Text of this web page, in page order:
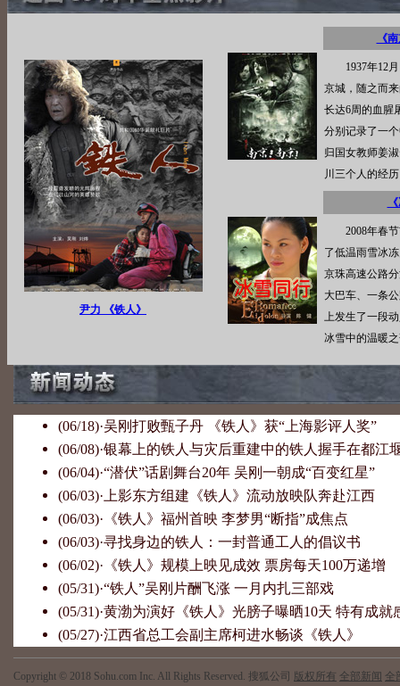
尹力 《铁人》
《
1937年12月
京城，随之而
长达6周的血腥
分别记录了一
归国女教师姜
川三个人的经
2008年春节
了低温雨雪冰
京珠高速公路
大巴车、一条
上发生了一段
冰雪中的温暖
(06/18)·吴刚打败甄子丹 《铁人》获“上海影评人奖”
(06/08)·银幕上的铁人与灾后重建中的铁人握手在都江
(06/04)·“潜伏”话剧舞台20年 吴刚一朝成“百变红星”
(06/03)·上影东方组建《铁人》流动放映队奔赴江西
(06/03)· 《铁人》福州首映 李梦男“断指”成焦点
(06/03)·寻找身边的铁人：一封普通工人的倡议书
(06/02)· 《铁人》规模上映见成效 票房每天100万递增
(05/31)·“铁人”吴刚片酬飞涨 一月内扎三部戏
(05/31)·黄渤为演好《铁人》光膀子曝晒10天 特有成就
(05/27)·江西省总工会副主席柯进水畅谈《铁人》
Copyright © 2018 Sohu.com Inc. All Rights Reserved. 搜狐公司 版权所有 全部新闻 全